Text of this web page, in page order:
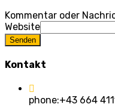
Kommentar oder
Website
Senden
Kontakt
phone:+43 664